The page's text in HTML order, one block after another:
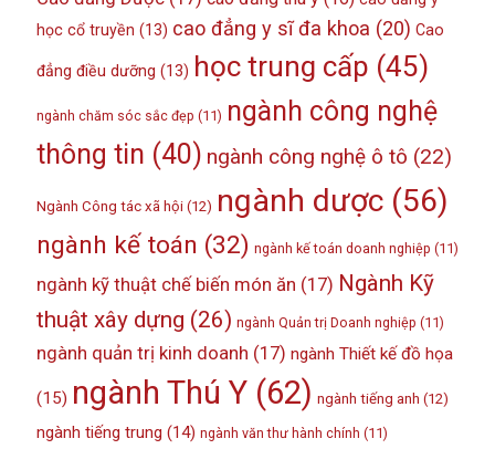
học cổ truyền (13) cao đẳng y sĩ đa khoa (20) Cao
đẳng điều dưỡng (13) học trung cấp (45)
ngành chăm sóc sắc đẹp (11) ngành công nghệ
thông tin (40) ngành công nghệ ô tô (22)
Ngành Công tác xã hội(12) ngành dược(56)
ngành kế toán (32) ngành kế toán doanh nghiệp (11)
ngành kỹ thuật chế biến món ăn (17) Ngành Kỹ
thuật xây dựng (26) ngành Quản trị Doanh nghiệp (11)
ngành quản trị kinh doanh (17) ngành Thiết kế đồ họa
(15) ngành Thú Y(62) ngành tiếng anh (12)
ngành tiếng trung (14) ngành văn thư hành chính (11)